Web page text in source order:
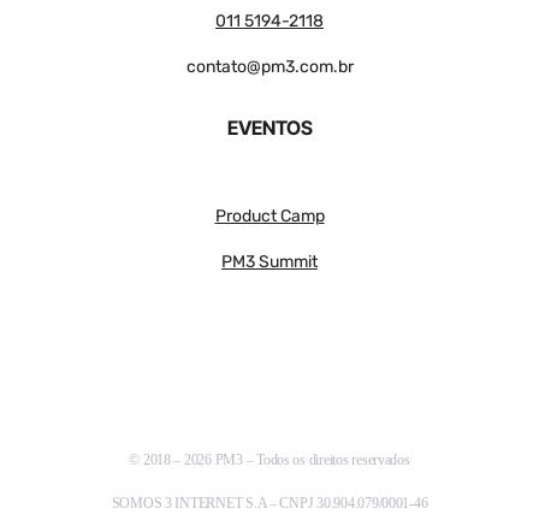
011 5194-2118
contato@pm3.com.br
EVENTOS
Product Camp
PM3 Summit
© 2018 – 2026 PM3 – Todos os direitos reservados
SOMOS 3 INTERNET S.A – CNPJ 30.904.079/0001-46